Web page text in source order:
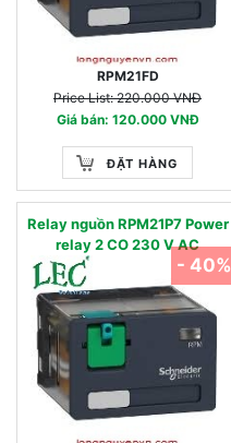
RPM21FD
Price List: 220.000 VNĐ
Giá bán: 120.000 VNĐ
ĐẶT HÀNG
Relay nguồn RPM21P7 Power
relay 2 CO 230 V AC
- 40%